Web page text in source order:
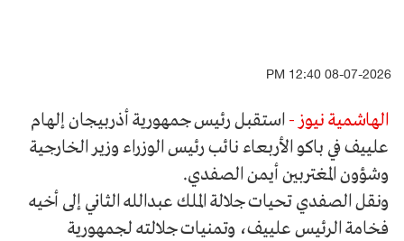
08-07-2026 12:40 PM
الهاشمية نيوز - استقبل رئيس جمهورية أذربيجان إلهام
علييف في باكو الأربعاء نائب رئيس الوزراء وزير الخارجية
وشؤون المغتربين أيمن الصفدي.
ونقل الصفدي تحيات جلالة الملك عبدالله الثاني إلى أخيه
فخامة الرئيس علييف، وتمنيات جلالته لجمهورية